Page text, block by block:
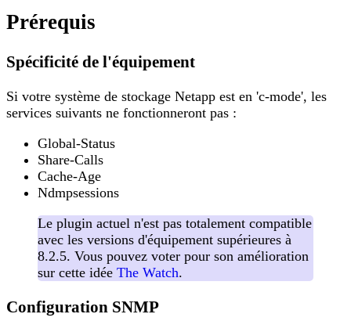
Prérequis
Spécificité de l'équipement
Si votre système de stockage Netapp est en 'c-mode', les
services suivants ne fonctionneront pas :
Global-Status
Share-Calls
Cache-Age
Ndmpsessions
Le plugin actuel n'est pas totalement compatible
avec les versions d'équipement supérieures à
8.2.5. Vous pouvez voter pour son amélioration
sur cette idée The Watch.
Configuration SNMP